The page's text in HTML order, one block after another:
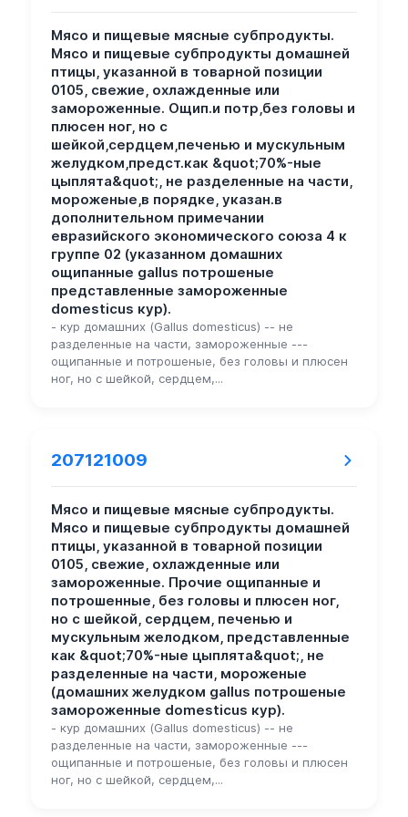
Мясо и пищевые мясные субпродукты.
Мясо и пищевые субпродукты домашней
птицы, указанной в товарной позиции
0105, свежие, охлажденные или
замороженные. Ощип.и потр,без головы и
плюсен ног, но с
шейкой,сердцем,печенью и мускульным
желудком,предст.как &quot;70%-ные
цыплята&quot;, не разделенные на части,
мороженые,в порядке, указан.в
дополнительном примечании
евразийского экономического союза 4 к
группе 02 (указанном домашних
ощипанные gallus потрошеные
представленные замороженные
domesticus кур).
- кур домашних (Gallus domesticus) -- не
разделенные на части, замороженные ---
ощипанные и потрошеные, без головы и плюсен
ног, но с шейкой, сердцем,...
207121009
Мясо и пищевые мясные субпродукты.
Мясо и пищевые субпродукты домашней
птицы, указанной в товарной позиции
0105, свежие, охлажденные или
замороженные. Прочие ощипанные и
потрошенные, без головы и плюсен ног,
но с шейкой, сердцем, печенью и
мускульным желодком, представленные
как &quot;70%-ные цыплята&quot;, не
разделенные на части, мороженые
(домашних желудком gallus потрошеные
замороженные domesticus кур).
- кур домашних (Gallus domesticus) -- не
разделенные на части, замороженные ---
ощипанные и потрошеные, без головы и плюсен
ног, но с шейкой, сердцем,...